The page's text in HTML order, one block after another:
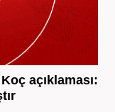
açıklaması: